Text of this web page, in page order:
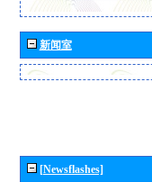
新闻室
[Newsflashes]